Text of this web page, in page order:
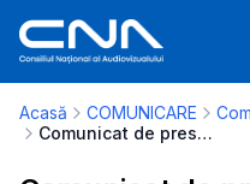
Acasă COMUNICARE
Comunicat de presă. Ședința publică a CNA din 12.08.2020